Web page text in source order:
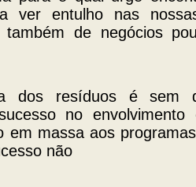
a ver entulho nas
também de negócios
dos resíduos é sem
no
em massa aos
não